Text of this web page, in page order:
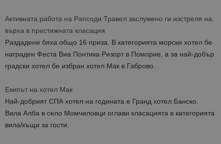
Активната работа на Рапсоди Травел заслужено ги изстреля на
върха в престижната класация
Раздадени бяха общо 16 приза. В категорията морски хотел бе
награден Феста Виа Понтика Ризорт в Поморие, а за най-добър
градски хотел бе избран хотел Мак в Габрово.
Екипът на хотел Мак
Най-добрият СПА хотел на годината е Гранд хотел Банско.
Вила Алба в село Момчиловци оглави класацията в категорията
вила/къщи за гости.